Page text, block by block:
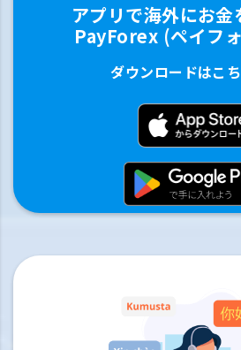
アプリで海外にお金
PayForex (ペイフ
ダウンロードはこ